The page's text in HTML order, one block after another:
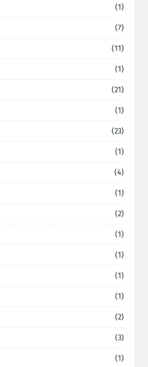
(1)
(7)
(11)
(1)
(21)
(1)
(23)
(1)
(4)
(1)
(2)
(1)
(1)
(1)
(1)
(2)
(3)
(1)